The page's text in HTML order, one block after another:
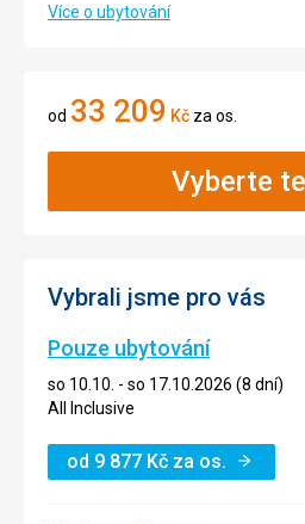
Více o ubytování
od 33 209 Kč za os.
Vyberte
Vybrali jsme pro vás
Pouze ubytování
so 10.10. - so 17.10.2026 (8 dní)
All Inclusive
od 9 877 Kč za os.